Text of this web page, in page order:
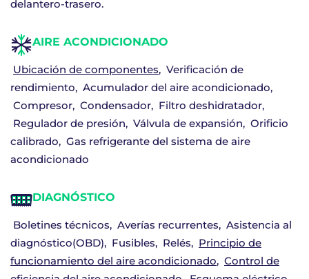
delantero-trasero.
AIRE ACONDICIONADO
Ubicación de componentes
Verificación de
rendimiento
Acumulador del aire acondicionado
Compresor Condensador
Filtro deshidratador
Regulador de presión
Válvula de expansión
Orificio
calibrado
Gas refrigerante del sistema de aire
acondicionado
DIAGNÓSTICO
Boletines técnicos Averías recurrentes
Asistencia al
diagnóstico(OBD)
Fusibles Relés
Principio de
funcionamiento del aire acondicionado
Control de